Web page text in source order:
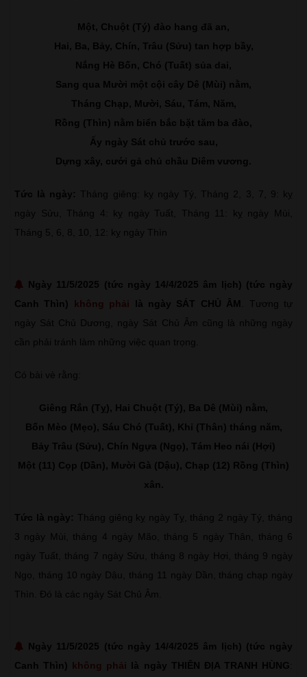
Một, Chuột (Tý) đào hang đã an,
Hai, Ba, Bảy, Chín, Trâu (Sửu) tan hợp bầy,
Nắng Hè Bốn, Chó (Tuất) sủa dai,
Sang qua Mười một cội cây Dê (Mùi) nằm,
Tháng Chạp, Mười, Sáu, Tám, Năm,
Rồng (Thìn) nằm biển bắc bặt tăm ba đào,
Ấy ngày Sát chủ trước sau,
Dựng xây, cưới gả chủ chầu Diêm vương.
Tức là ngày: Tháng giêng: kỵ ngày Tý, Tháng 2, 3, 7, 9: kỵ
ngày Sửu, Tháng 4: kỵ ngày Tuất, Tháng 11: kỵ ngày Mùi,
Tháng 5, 6, 8, 10, 12: kỵ ngày Thìn
Ngày 11/5/2025 (tức ngày 14/4/2025 âm lịch) (tức ngày
Canh Thìn) không phải là ngày SÁT CHỦ ÂM
. Tương tự
ngày Sát Chủ Dương, ngày Sát Chủ Âm cũng là những ngày
cần phải tránh làm những việc quan trọng.
Có bài vè rằng:
Giêng Rắn (Tỵ), Hai Chuột (Tý), Ba Dê (Mùi) nằm,
Bốn Mèo (Mẹo), Sáu Chó (Tuất), Khỉ (Thân) tháng năm,
Bảy Trâu (Sửu), Chín Ngựa (Ngọ), Tám Heo nái (Hợi)
Một (11) Cọp (Dần), Mười Gà (Dậu), Chạp (12) Rồng (Thìn)
xân.
Tức là ngày: Tháng giêng kỵ ngày Tỵ, tháng 2 ngày Tý, tháng
3 ngày Mùi, tháng 4 ngày Mão, tháng 5 ngày Thân, tháng 6
ngày Tuất, tháng 7 ngày Sửu, tháng 8 ngày Hợi, tháng 9 ngày
Ngọ, tháng 10 ngày Dậu, tháng 11 ngày Dần, tháng chạp ngày
Thìn. Đó là các ngày Sát Chủ Âm.
Ngày 11/5/2025 (tức ngày 14/4/2025 âm lịch) (tức ngày
Canh Thìn) không phải là ngày THIÊN ĐỊA TRANH HÙNG